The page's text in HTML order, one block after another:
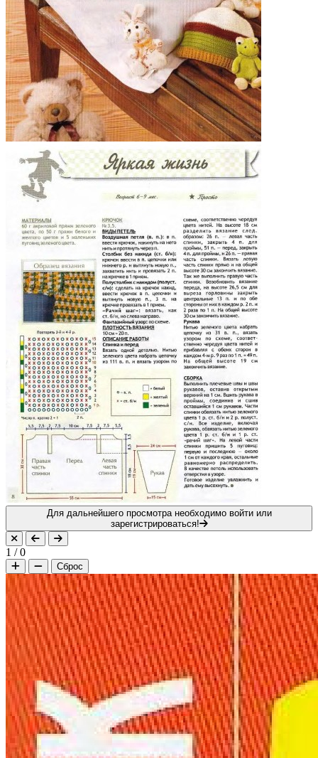
Для дальнейшего просмотра необходимо войти или
зарегистрироваться!
1 /0
Сброс